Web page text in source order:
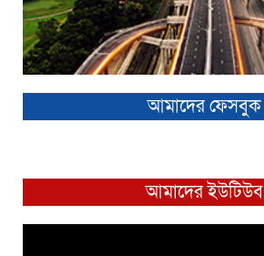
আমাদের ফেসবুক
আমাদের ইউটিউব